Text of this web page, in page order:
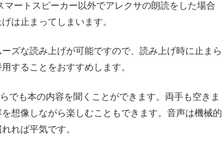
ートスピーカー以外でアレクサの朗読をした場合
は止まってしまいます。
ズな読み上げが可能ですので、読み上げ時に止まら
することをおすすめします。
でも本の内容を聞くことができます。両手も空きま
想像しながら楽しむこともできます。音声は機械的
れば平気です。